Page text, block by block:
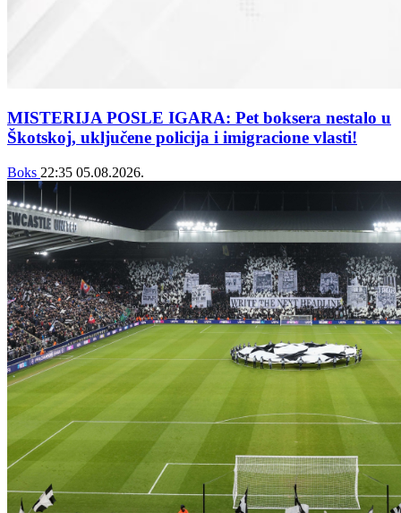
MISTERIJA POSLE IGARA: Pet boksera nestalo u
Škotskoj, uključene policija i imigracione vlasti!
Boks 22:35 05.08.2026.